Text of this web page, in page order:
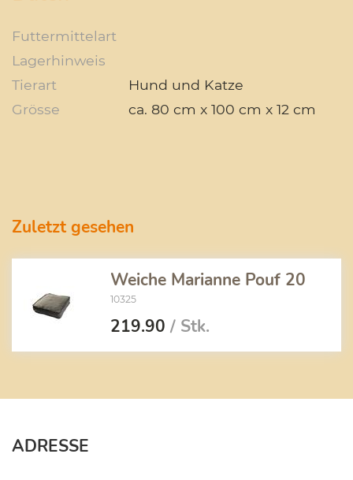
Futtermittelart
Lagerhinweis
Tierart
Hund und Katze
Grösse
ca. 80 cm x 100 cm x 12 cm
Zuletzt gesehen
Weiche Marianne Pouf 20
10325
219.90 / Stk.
ADRESSE